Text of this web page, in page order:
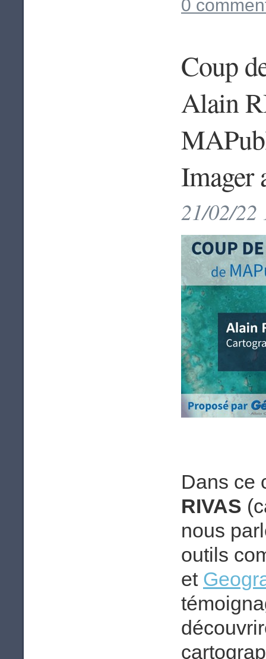
0
Coup
Alain
Imager
21/02/22
Dans ce
RIVAS
nous
outils
et